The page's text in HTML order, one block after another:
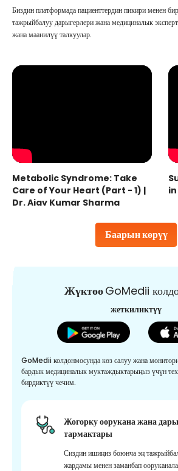
Баарын көрүү
Биздин платформада пациенттердин пикири менен
тажрыйбалуу дарыгерлери жана медициналык
жана маанилүү талкуулар.
Metabolic Syndrome: Take
Care of Your Heart (Part - 1) |
Dr. Ajay Kumar Sharma
ЖүктөөGoMedii
жеткиликтүү
GoMedii колдонмосунда көз салуу жана
бардык медициналык муктаждыктарыңыз үчүн
бирдиктүү чечим.
Жогорку оорукана жана
тармактары
Сиздин ишиңиз боюнча эң
жардамы менен заманбап